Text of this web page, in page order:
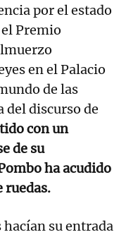
por el estado
Premio
en el Palacio
de las
del discurso de
con un
de su
ha acudido
ruedas.
hacían su entrada